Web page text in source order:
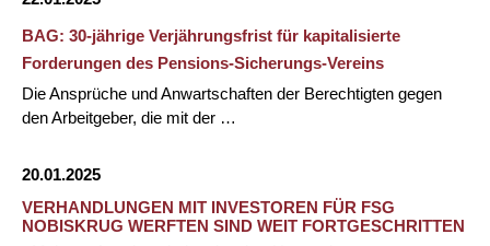
BAG: 30-jährige Verjährungsfrist für kapitalisierte
Forderungen des Pensions-Sicherungs-Vereins
Die Ansprüche und Anwartschaften der Berechtigten gegen
den Arbeitgeber, die mit der …
20.01.2025
VERHANDLUNGEN MIT INVESTOREN FÜR FSG
NOBISKRUG WERFTEN SIND WEIT FORTGESCHRITTEN